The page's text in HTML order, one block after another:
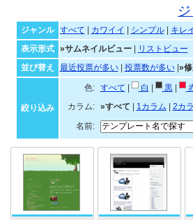
ジャンル すべて カワイイ シンプル| キレ
表示形式
»サムネイルビュー|
リストビュー
並び替え
最近投票が多い| 投票数が多い| »
絞り込み
色: すべて 白 黒|
カラム:
»すべて 1カラム 2カ
名前: